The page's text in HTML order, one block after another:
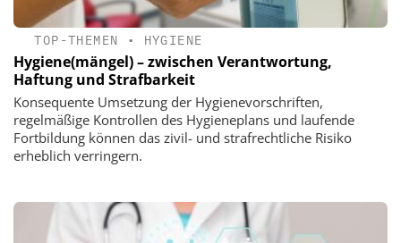
TOP-THEMEN • HYGIENE
Hygiene(mängel) – zwischen Verantwortung,
Haftung und Strafbarkeit
Konsequente Umsetzung der Hygienevorschriften,
regelmäßige Kontrollen des Hygieneplans und laufende
Fortbildung können das zivil- und strafrechtliche Risiko
erheblich verringern.